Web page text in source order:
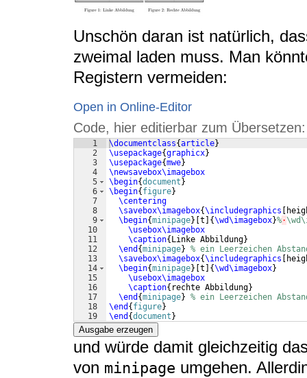
Unschön daran ist natürlich,
zweimal laden muss. Man
Registern vermeiden:
Open in Online-Editor
Code, hier editierbar zum Übersetzen:
1
2
3
4
5
6
7
8
9
10
11
12
13
14
15
16
17
18
19
\documentclass{article}
\usepackage{graphicx}
\usepackage{mwe}
\newsavebox\imagebox
\begin{document }
\begin{ figure}
\centering
\savebox\imagebox{\includegraphics
\begin{minipage} t {\wd\imagebox}%·
\usebox\imagebox
\caption{ Linke Abbildung}
\end {minipage} % ein Leerzeichen
\savebox\imagebox{\includegraphics
\begin{minipage} t {\wd\imagebox}
\usebox\imagebox
\caption{ rechte Abbildung}
\end {minipage} % ein Leerzeichen
\end { figure}
\end {document }
Ausgabe erzeugen
und würde damit gleichzeitig
von minipage umgehen.